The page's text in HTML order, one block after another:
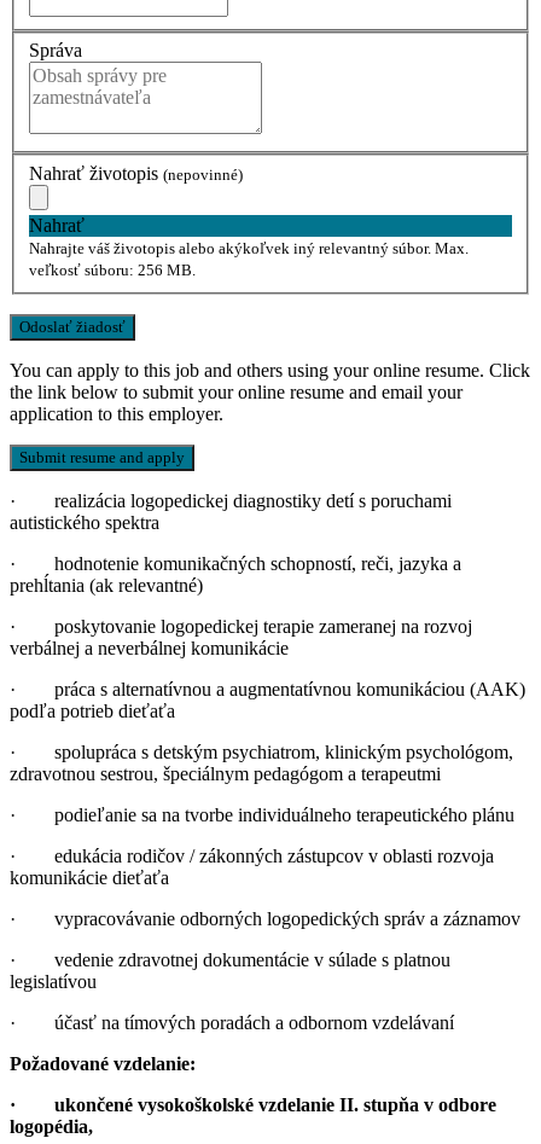
Správa
Nahrať životopis (nepovinné)
Nahrať
Nahrajte váš životopis alebo akýkoľvek iný relevantný súbor. Max.
veľkosť súboru: 256 MB.
You can apply to this job and others using your online resume. Click
the link below to submit your online resume and email your
application to this employer.
· realizácia logopedickej diagnostiky detí s poruchami
autistického spektra
· hodnotenie komunikačných schopností, reči, jazyka a
prehĺtania (ak relevantné)
· poskytovanie logopedickej terapie zameranej na rozvoj
verbálnej a neverbálnej komunikácie
· práca s alternatívnou a augmentatívnou komunikáciou (AAK)
podľa potrieb dieťaťa
· spolupráca s detským psychiatrom, klinickým psychológom,
zdravotnou sestrou, špeciálnym pedagógom a terapeutmi
· podieľanie sa na tvorbe individuálneho terapeutického plánu
· edukácia rodičov / zákonných zástupcov v oblasti rozvoja
komunikácie dieťaťa
· vypracovávanie odborných logopedických správ a záznamov
· vedenie zdravotnej dokumentácie v súlade s platnou
legislatívou
· účasť na tímových poradách a odbornom vzdelávaní
Požadované vzdelanie:
· ukončené vysokoškolské vzdelanie II. stupňa v odbore
logopédia,